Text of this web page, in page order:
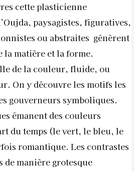
cette plasticienne
paysagistes, figuratives,
ou abstraites génèrent
matière et la forme.
de la couleur, fluide, ou
On y découvre les motifs les
gouverneurs symboliques.
émanent des couleurs
du temps (le vert, le bleu, le
romantique. Les contrastes
de manière grotesque